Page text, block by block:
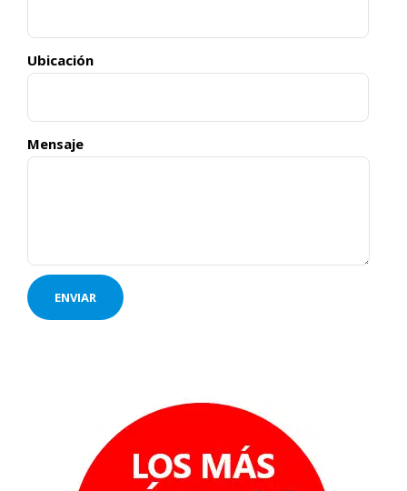
Ubicación
Mensaje